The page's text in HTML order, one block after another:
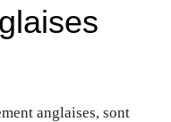
anglaises, sont